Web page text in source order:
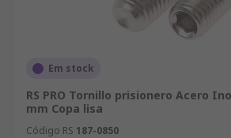
Em stock
RS PRO Tornillo prisionero Acero
mm Copa lisa
Código RS 187-0850